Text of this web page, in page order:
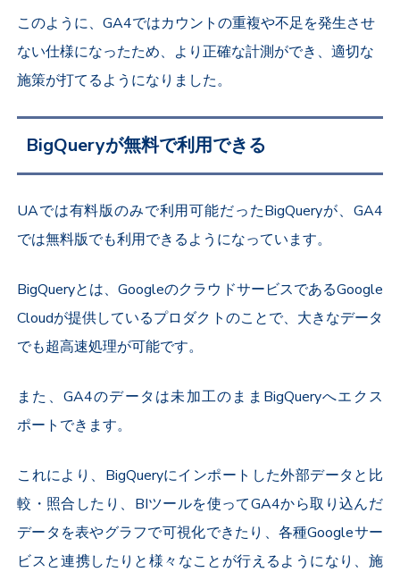
このように、GA4ではカウントの重複や不足を発生させ
ない仕様になったため、より正確な計測ができ、適切な
施策が打てるようになりました。
BigQueryが無料で利用できる
UAでは有料版のみで利用可能だったBigQueryが、GA4
では無料版でも利用できるようになっています。
BigQueryとは、GoogleのクラウドサービスであるGoogle
Cloudが提供しているプロダクトのことで、大きなデータ
でも超高速処理が可能です。
また、GA4のデータは未加工のままBigQueryへエクス
ポートできます。
これにより、BigQueryにインポートした外部データと比
較・照合したり、BIツールを使ってGA4から取り込んだ
データを表やグラフで可視化できたり、各種Googleサー
ビスと連携したりと様々なことが行えるようになり、施